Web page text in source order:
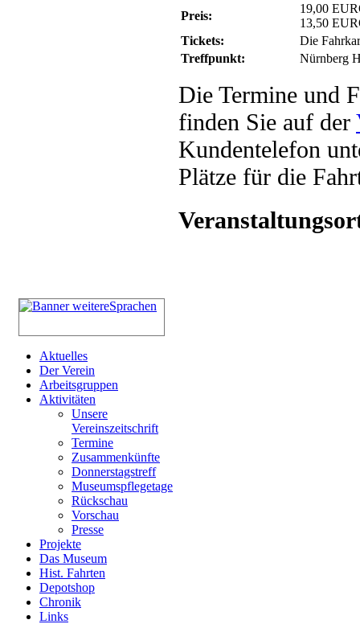
Preis:
19,00
13,50
Tickets:
Die
Treffpunkt:
Nürnberg
Die Termine und
finden Sie auf der
Kundentelefon
Plätze für die
Aktuelles
Der Verein
Arbeitsgruppen
Aktivitäten
Unsere
Vereinszeitschrift
Termine
Zusammenkünfte
Donnerstagstreff
Museumspflegetage
Rückschau
Vorschau
Presse
Projekte
Das Museum
Hist. Fahrten
Depotshop
Chronik
Links